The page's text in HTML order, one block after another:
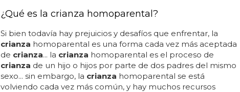
¿Qué es la crianza homoparental?
Si bien todavía hay prejuicios y desafíos que enfrentar, la
crianza homoparental es una forma cada vez más aceptada
de crianza... la crianza homoparental es el proceso de
crianza de un hijo o hijos por parte de dos padres del mismo
sexo... sin embargo, la crianza homoparental se está
volviendo cada vez más común, y hay muchos recursos